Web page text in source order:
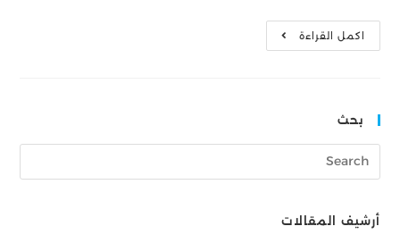
اكمل القراءة
بحث
أرشيف المقالات